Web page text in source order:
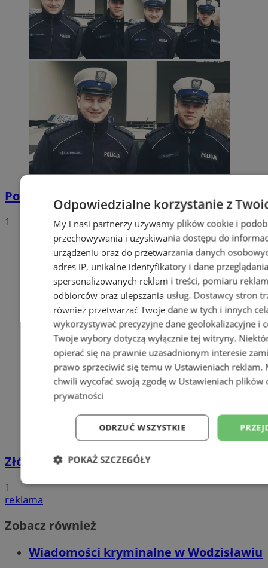
Policyjna eskorta na porodówkę
1
Złóż wniosek o dodatek węglowy
1
reklama
Zobacz również
Wiadomości kryminalne w Wodzisławiu
Odpowiedzialne korzystanie z
My i nasi partnerzy używamy plików cookie i
przechowywania i uzyskiwania dostępu do
urządzeniu oraz do przetwarzania danych
adres IP, unikalne identyfikatory i dane
spersonalizowanych reklam i treści, pomiaru
odbiorców oraz ulepszania usług. Dostawcy stron
również przetwarzać Twoje dane w tych i innych
wykorzystywać precyzyjne dane geolokalizacyjne i
Twoje wybory dotyczą wyłącznie tej witryny.
opierać się na prawnie uzasadnionym interesie
prawo sprzeciwić się temu w Ustawieniach reklam.
chwili wycofać swoją zgodę w Ustawieniach plików
prywatności
ODRZUĆ WSZYSTKIE
POKAŻ SZCZEGÓŁY
Niezbędne Wydajność